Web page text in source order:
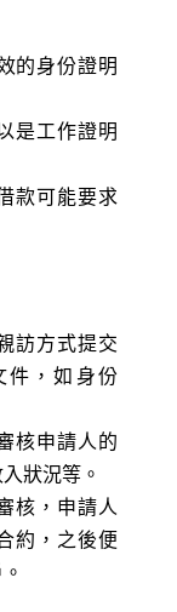
的身份證明
是工作證明
款可能要求
訪方式提交
件，如身份
核申請人的
狀況等。
核，申請人
約，之後便